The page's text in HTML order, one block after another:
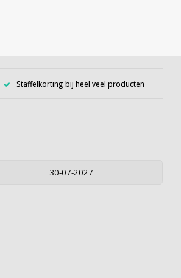
Staffelkorting bij heel veel producten
30-07-2027